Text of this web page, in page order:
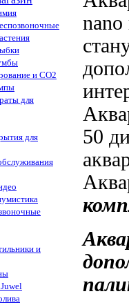
и CO2
для
для
и
nano
50